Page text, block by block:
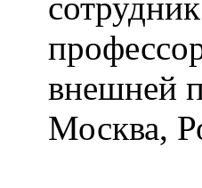
внешней
Москва,